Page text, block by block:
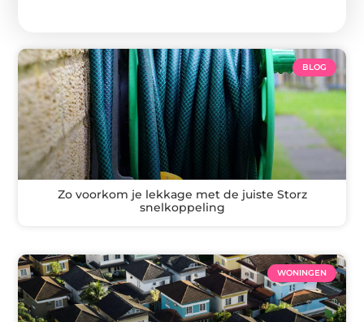
BLOG
Zo voorkom je lekkage met de juiste Storz
snelkoppeling
WONINGEN